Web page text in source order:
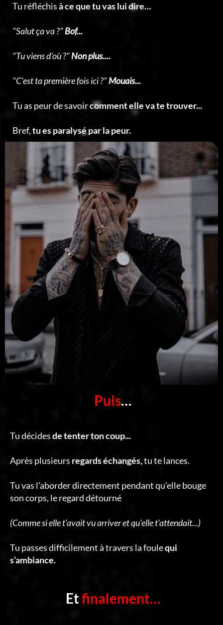
Tu réfléchisà ce que tu vas lui dire…
"Salut ça va ?"Bof...
"Tu viens d'où ?"Non plus....
"C'est ta première fois ici ?"Mouais...
Tu as peur de savoircomment elle va te trouver...
Bref,tu es paralysé par la peur.
Puis…
Tu décidesde tenter ton coup...
Après plusieurs regards échangés,tu te lances.
Tu vas l’aborder directement pendant qu’elle bouge
son corps, le regard détourné
(Comme si elle t’avait vu arriver et qu'elle t'attendait...)
Tu passes difficilement à travers la foulequi
s’ambiance.
Etfinalement…